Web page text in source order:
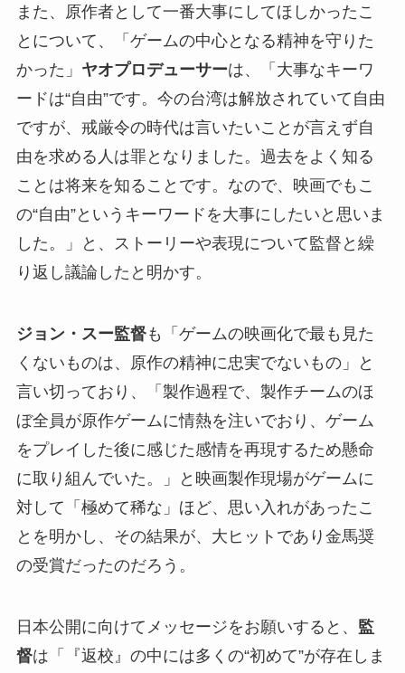
また、原作者として一番大事にしてほしかったこ
とについて、「ゲームの中心となる精神を守りた
かった」 ヤオプロデューサーは、「大事なキーワ
ードは“自由”です。今の台湾は解放されていて自由
ですが、戒厳令の時代は言いたいことが言えず自
由を求める人は罪となりました。過去をよく知る
ことは将来を知ることです。なので、映画でもこ
の“自由”というキーワードを大事にしたいと思いま
した。」と、ストーリーや表現について監督と繰
り返し議論したと明かす。
ジョン・スー監督も「ゲームの映画化で最も見た
くないものは、原作の精神に忠実でないもの」と
言い切っており、「製作過程で、製作チームのほ
ぼ全員が原作ゲームに情熱を注いでおり、ゲーム
をプレイした後に感じた感情を再現するため懸命
に取り組んでいた。」と映画製作現場がゲームに
対して「極めて稀な」ほど、思い入れがあったこ
とを明かし、その結果が、大ヒットであり金馬奨
の受賞だったのだろう。
日本公開に向けてメッセージをお願いすると、 監
督は「『返校』の中には多くの“初めて”が存在しま